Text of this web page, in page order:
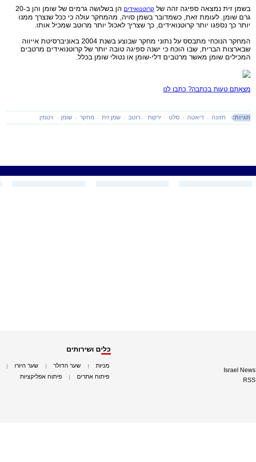
בשמן זית נמצאה ספיגה זהה של קרוטנואידים
הן בשלושה גרמים של שומן והן ב-20
גרם שומן. לעומת זאת, כשמדובר בשמן סויה, מהמחקר עולה כי ככל שנצרך ממנו
יותר כך נספגו יותר קרוטנואידים, כך שצריך לאכול יותר מרוטב שמכיל אותו.
המחקר הנוכחי מתבסס על נתוני מחקר שבוצע בשנת 2004 באוניברסיטת אייווה
שבארצות הברית, שבו הוכח כי ישנה ספיגה טובה יותר של קרוטנואידים מרטבים
המכילים שומן מאשר מרטבים דלי-שומן או נטולי שומן בכלל.
מצאתם טעות בכתבה? כתבו לנו
תגיות: תזונה דיאטה סלט ירקות רוטב שמן זית מחקר שומן ויטמין
Israel News
RSS
כלים ושירותים
מניות שער הדולר שער היורו
פיתוח אתרים פיתוח אפליקציות